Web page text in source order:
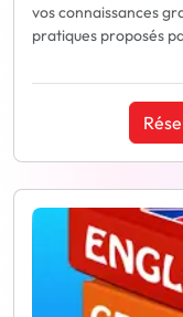
vos connaissances
pratiques proposés